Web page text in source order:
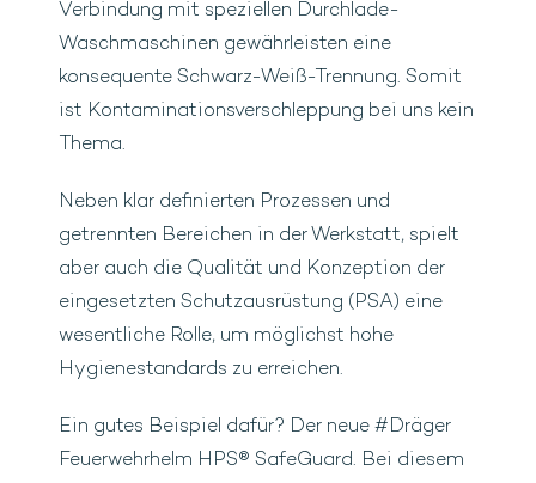
Verbindung mit speziellen Durchlade-
Waschmaschinen gewährleisten eine
konsequente Schwarz-Weiß-Trennung. Somit
ist Kontaminationsverschleppung bei uns kein
Thema.
Neben klar definierten Prozessen und
getrennten Bereichen in der Werkstatt, spielt
aber auch die Qualität und Konzeption der
eingesetzten Schutzausrüstung (PSA) eine
wesentliche Rolle, um möglichst hohe
Hygienestandards zu erreichen.
Ein gutes Beispiel dafür? Der neue #Dräger
Feuerwehrhelm HPS® SafeGuard. Bei diesem